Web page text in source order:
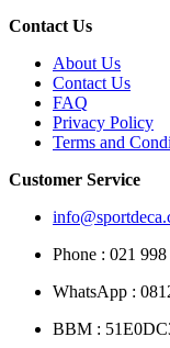
Contact Us
About Us
Contact Us
FAQ
Privacy Policy
Terms and
Customer Service
Phone : 021
WhatsApp :
BBM :